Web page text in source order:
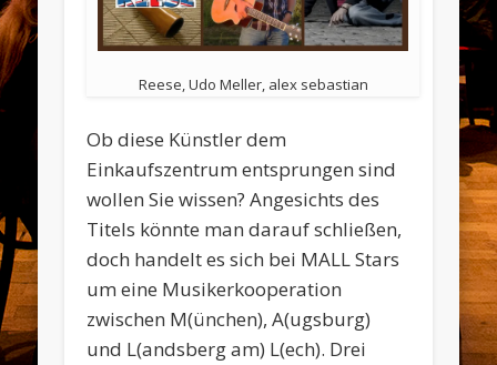
Reese, Udo Meller, alex sebastian
Ob diese Künstler dem
Einkaufszentrum entsprungen sind
wollen Sie wissen? Angesichts des
Titels könnte man darauf schließen,
doch handelt es sich bei MALL Stars
um eine Musikerkooperation
zwischen M(ünchen), A(ugsburg)
und L(andsberg am) L(ech). Drei